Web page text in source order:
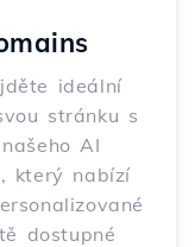
ideální
stránku s
AI
který nabízí
dostupné